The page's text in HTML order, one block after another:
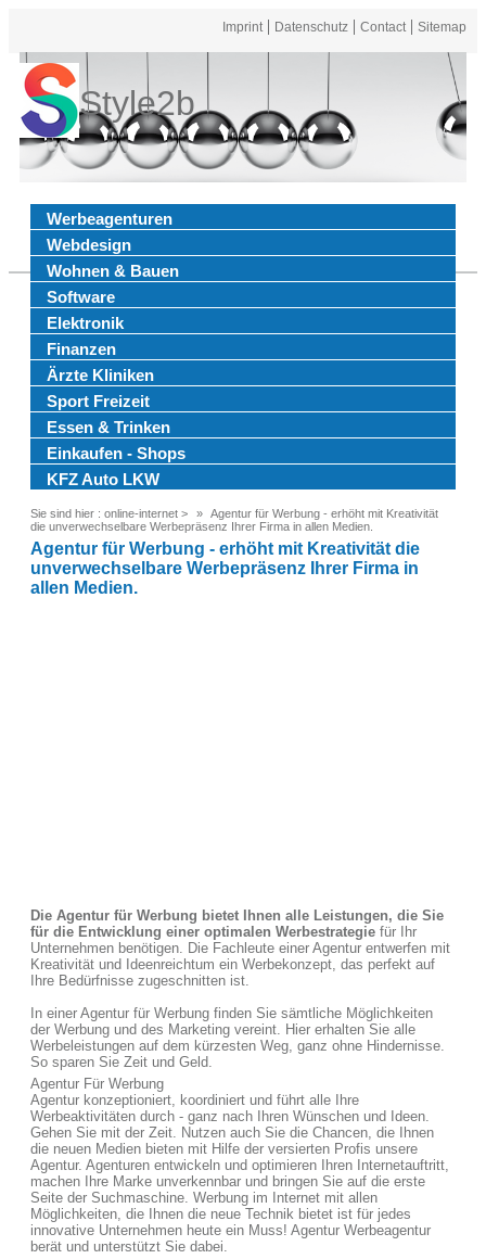
Imprint Datenschutz Contact Sitemap
Style2b
Werbeagenturen
Webdesign
Wohnen & Bauen
Software
Elektronik
Finanzen
Ärzte Kliniken
Sport Freizeit
Essen & Trinken
Einkaufen - Shops
KFZ Auto LKW
Sie sind hier : online-internet >
Agentur für Werbung - erhöht mit Kreativität
die unverwechselbare Werbepräsenz Ihrer Firma in allen Medien.
Agentur für Werbung - erhöht mit Kreativität die
unverwechselbare Werbepräsenz Ihrer Firma in
allen Medien.
Die Agentur für Werbung bietet Ihnen alle Leistungen, die Sie
für die Entwicklung einer optimalen Werbestrategie für Ihr
Unternehmen benötigen. Die Fachleute einer Agentur entwerfen mit
Kreativität und Ideenreichtum ein Werbekonzept, das perfekt auf
Ihre Bedürfnisse zugeschnitten ist.
In einer Agentur für Werbung finden Sie sämtliche Möglichkeiten
der Werbung und des Marketing vereint. Hier erhalten Sie alle
Werbeleistungen auf dem kürzesten Weg, ganz ohne Hindernisse.
So sparen Sie Zeit und Geld.
Agentur Für Werbung
Agentur konzeptioniert, koordiniert und führt alle Ihre
Werbeaktivitäten durch - ganz nach Ihren Wünschen und Ideen.
Gehen Sie mit der Zeit. Nutzen auch Sie die Chancen, die Ihnen
die neuen Medien bieten mit Hilfe der versierten Profis unsere
Agentur. Agenturen entwickeln und optimieren Ihren Internetauftritt,
machen Ihre Marke unverkennbar und bringen Sie auf die erste
Seite der Suchmaschine. Werbung im Internet mit allen
Möglichkeiten, die Ihnen die neue Technik bietet ist für jedes
innovative Unternehmen heute ein Muss! Agentur Werbeagentur
berät und unterstützt Sie dabei.